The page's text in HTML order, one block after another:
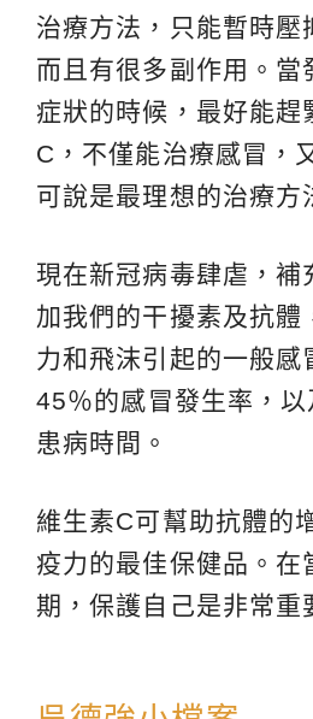
治療方法，只能暫時壓
而且有很多副作用。當
症狀的時候，最好能趕
C，不僅能治療感冒，
可說是最理想的治療方
現在新冠病毒肆虐，補
加我們的干擾素及抗體
力和飛沫引起的一般感
45％的感冒發生率，
患病時間。
維生素C可幫助抗體的
疫力的最佳保健品。在
期，保護自己是非常重